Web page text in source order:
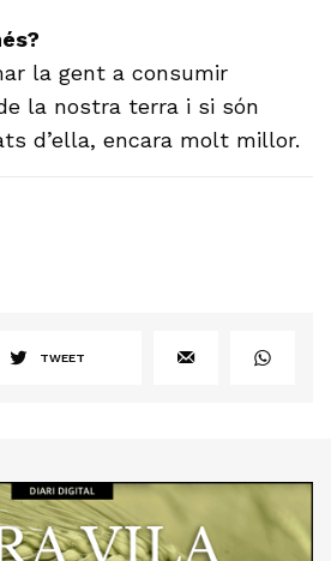
la gent a consumir
la nostra terra i si són
d’ella, encara molt millor.
TWEET